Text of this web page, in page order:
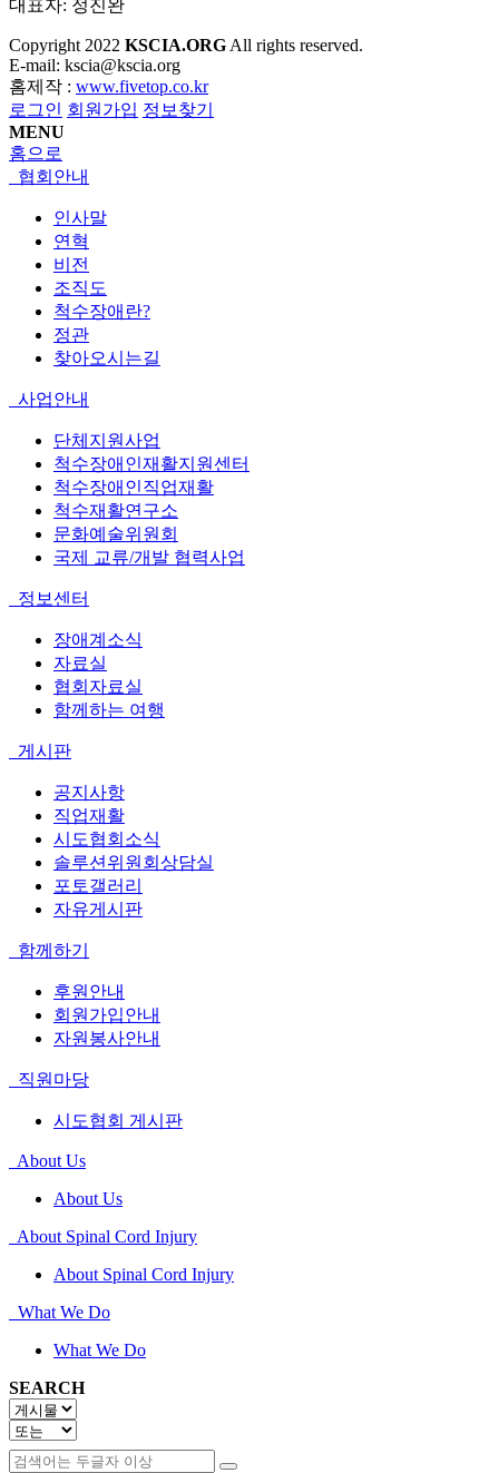
대표자: 정진완
Copyright 2022 KSCIA.ORG All rights reserved.
E-mail: kscia@kscia.org
홈제작 : www.fivetop.co.kr
로그인 회원가입 정보찾기
MENU
홈으로
협회안내
인사말
연혁
비전
조직도
척수장애란?
정관
찾아오시는길
사업안내
단체지원사업
척수장애인재활지원센터
척수장애인직업재활
척수재활연구소
문화예술위원회
국제 교류/개발 협력사업
정보센터
장애계소식
자료실
협회자료실
함께하는 여행
게시판
공지사항
직업재활
시도협회소식
솔루션위원회상담실
포토갤러리
자유게시판
함께하기
후원안내
회원가입안내
자원봉사안내
직원마당
시도협회 게시판
About Us
About Us
About Spinal Cord Injury
About Spinal Cord Injury
What We Do
What We Do
SEARCH